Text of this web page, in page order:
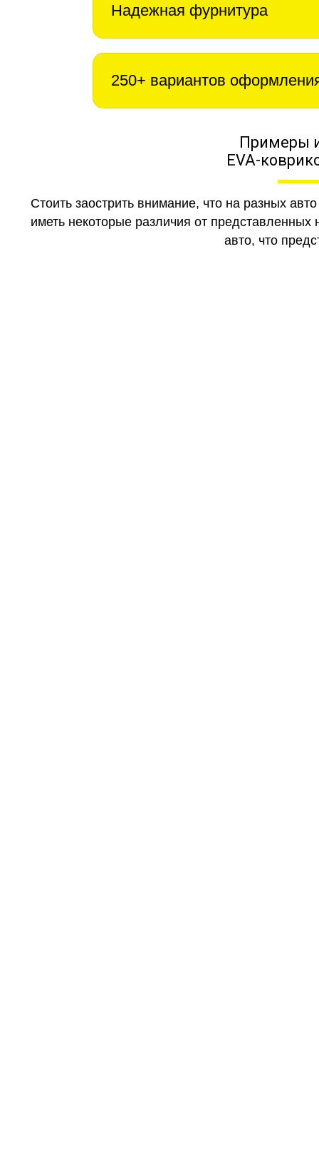
Надежная фурнитура
250+ вариантов
Примеры
EVA-
Стоить заострить внимание, что на разных
иметь некоторые различия от
авто, что